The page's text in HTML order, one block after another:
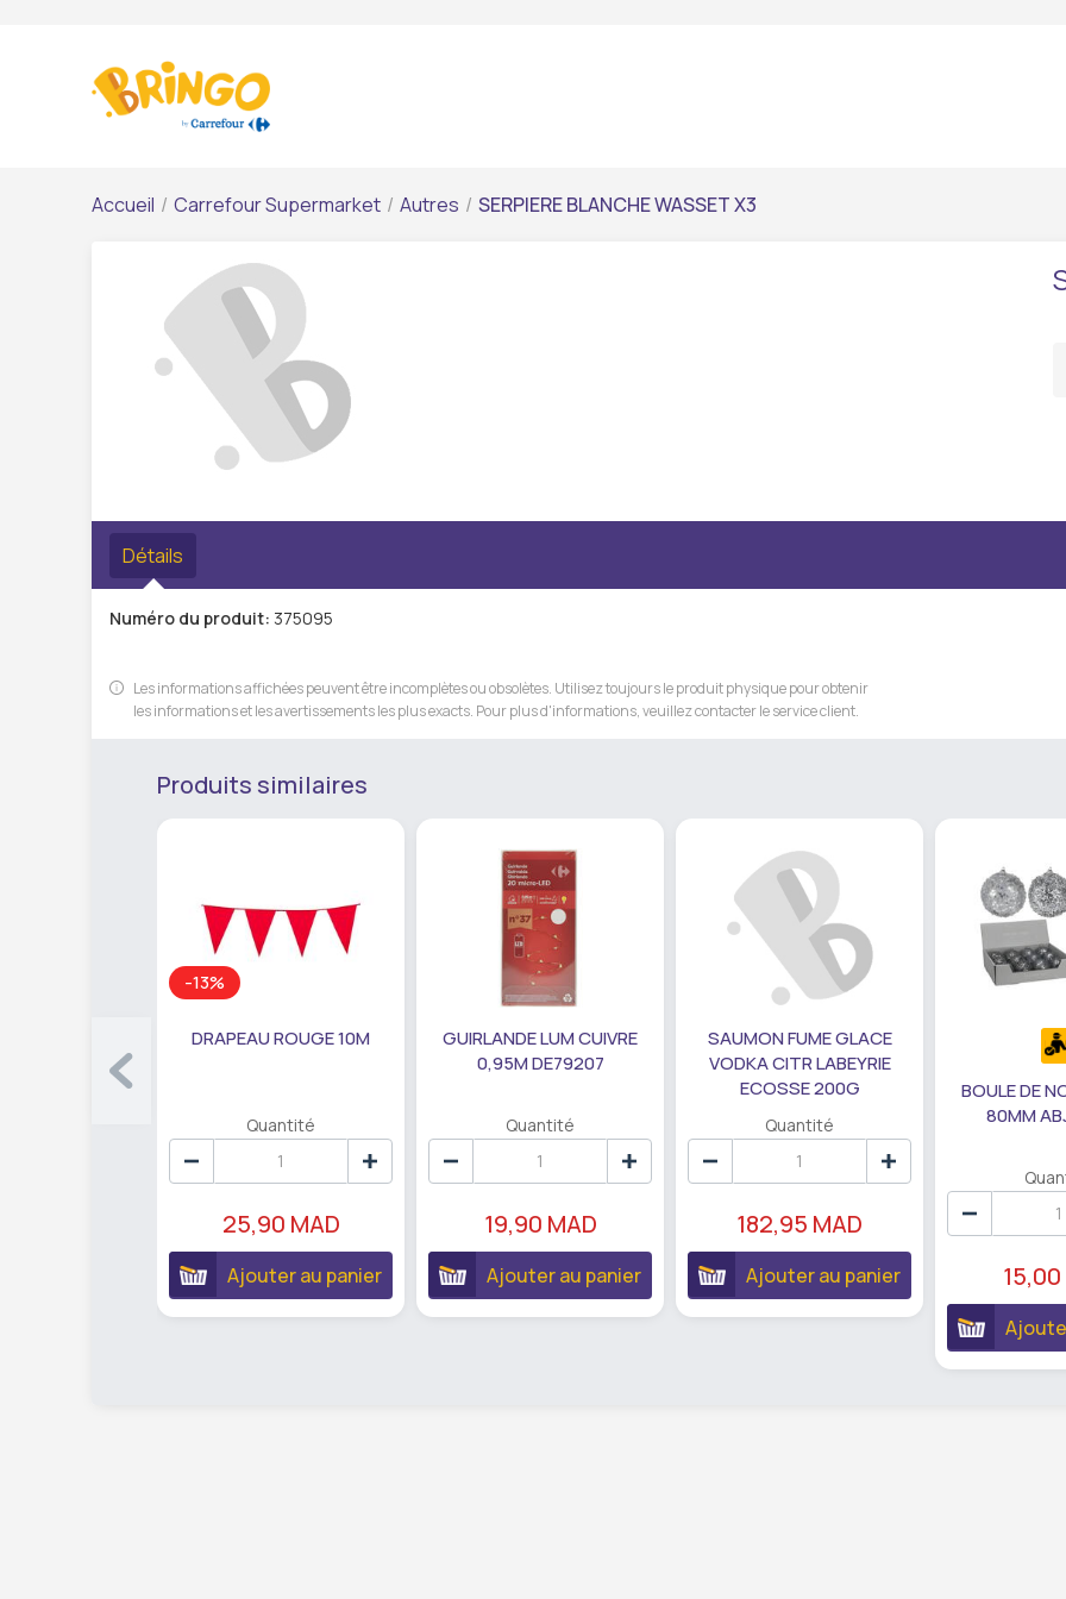
Accueil / Carrefour Supermarket / Autres / SERPIERE BLANCHE WASSET X3
Détails
Numéro du produit: 375095
Les informations affichées peuvent être incomplètes ou obsolètes. Utilisez toujours le produit physique pour obtenir
les informations et les avertissements les plus exacts. Pour plus d'informations, veuillez contacter le service client.
Produits similaires
-13%
DRAPEAU ROUGE 10M
Quantité
25,90 MAD
Ajouter au panier
GUIRLANDE LUM CUIVRE
0,95M DE79207
Quantité
19,90 MAD
Ajouter au panier
SAUMON FUME GLACE
VODKA CITR LABEYRIE
ECOSSE 200G
Quantité
182,95 MAD
Ajouter au panier
BOULE DE
80MM